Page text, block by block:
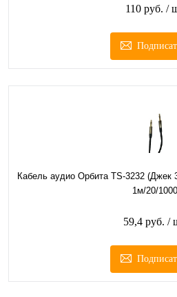
110 руб. /
Кабель аудио Орбита TS-3232
1м/20/1000
59,4 руб. /